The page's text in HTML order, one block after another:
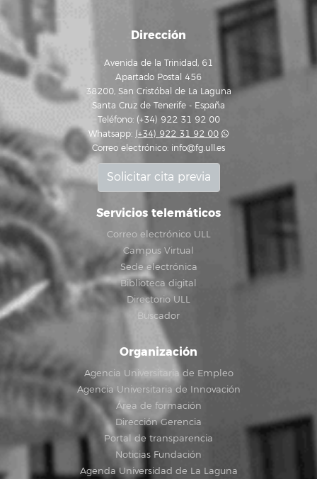
Dirección
Avenida de la Trinidad, 61
Apartado Postal 456
38200, San Cristóbal de La Laguna
Santa Cruz de Tenerife - España
Teléfono: (+34) 922 31 92 00
Whatsapp: (+34) 922 31 92 00
Correo electrónico: info@fg.ull.es
Solicitar cita previa
Servicios telemáticos
Correo electrónico ULL
Campus Virtual
Sede electrónica
Biblioteca digital
Directorio ULL
Buscador
Organización
Agencia Universitaria de Empleo
Agencia Universitaria de Innovación
Área de formación
Dirección Gerencia
Portal de transparencia
Noticias Fundación
Agenda Universidad de La Laguna